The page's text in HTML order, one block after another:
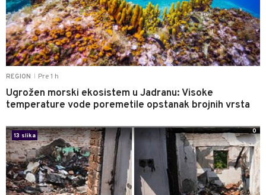
REGION Pre 1 h
Ugrožen morski ekosistem u Jadranu: Visoke
temperature vode poremetile opstanak brojnih vrsta
13 slika
0